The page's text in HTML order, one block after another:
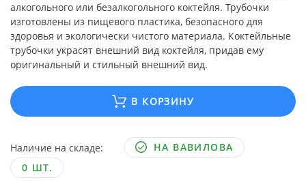
алкогольного или безалкогольного коктейля. Трубочки
изготовлены из пищевого пластика, безопасного для
здоровья и экологически чистого материала. Коктейльные
трубочки украсят внешний вид коктейля, придав ему
оригинальный и стильный внешний вид.
В КОРЗИНУ
Наличие на складе:
НА ВАВИЛОВА
0 ШТ.